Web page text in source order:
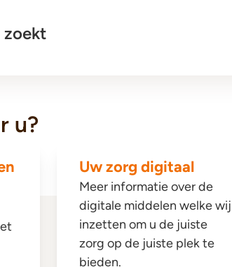
zoekt
u?
Uw zorg digitaal
Meer informatie over de
digitale middelen welke wij
inzetten om u de juiste
zorg op de juiste plek te
bieden.